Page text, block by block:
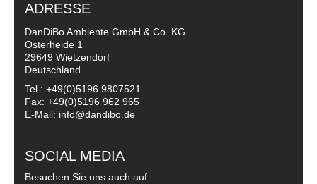
ADRESSE
DanDiBo Ambiente GmbH & Co. KG
Osterheide 1
29649 Wietzendorf
Deutschland
Tel.: +49(0)5196 9807521
Fax: +49(0)5196 962 965
E-Mail: info@dandibo.de
SOCIAL MEDIA
Besuchen Sie uns auch auf